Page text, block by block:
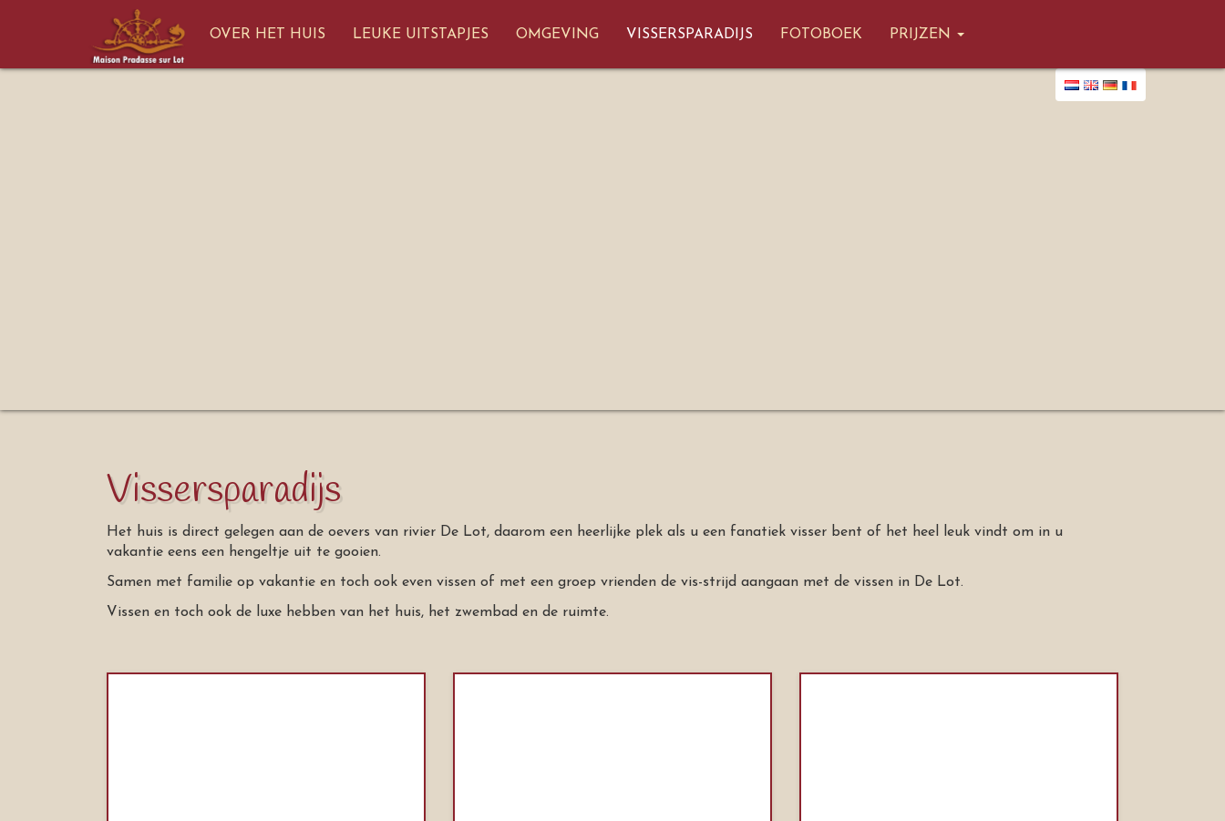
OVER HET HUIS LEUKE UITSTAPJES OMGEVING VISSERSPARADIJS(GESELECTEERD)
FOTOBOEK PRIJZEN
Vissersparadijs
Het huis is direct gelegen aan de oevers van rivier De Lot, daarom een heerlijke plek als u een fanatiek visser bent of het heel leuk vindt om in u
vakantie eens een hengeltje uit te gooien.
Samen met familie op vakantie en toch ook even vissen of met een groep vrienden de vis-strijd aangaan met de vissen in De Lot.
Vissen en toch ook de luxe hebben van het huis, het zwembad en de ruimte.